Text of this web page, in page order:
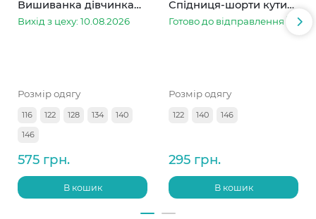
Вишиванка дівчинка
колоски
Вихід з цеху: 10.08.2026
Розмір одягу
116 122 128 134
140
146
575 грн.
В кошик
Спідниця-шорти кутик
сіра в смужку
Готово до відправлення
Розмір одягу
122 140 146
295 грн.
В кошик